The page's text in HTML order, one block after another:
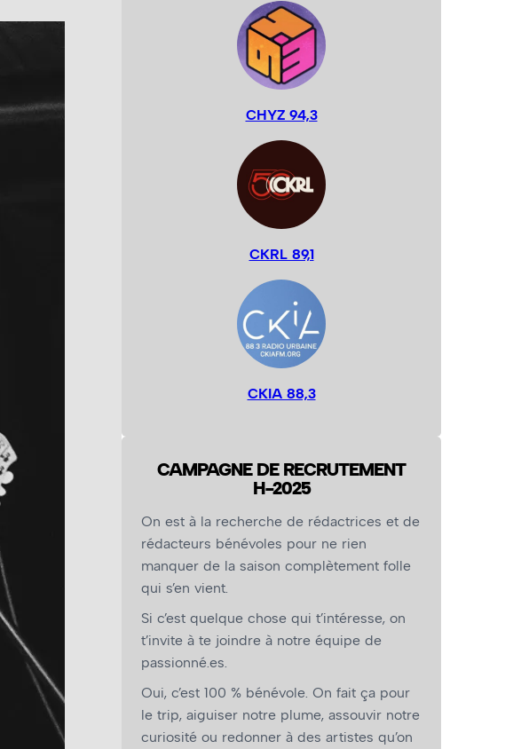
CHYZ 94,3
CKRL 89,1
CKIA 88,3
CAMPAGNE DE RECRUTEMENT
H-2025
On est à la recherche de rédactrices et de
rédacteurs bénévoles pour ne rien
manquer de la saison complètement folle
qui s’en vient.
Si c’est quelque chose qui t’intéresse, on
t’invite à te joindre à notre équipe de
passionné.es.
Oui, c’est 100 % bénévole. On fait ça pour
le trip, aiguiser notre plume, assouvir notre
curiosité ou redonner à des artistes qu’on